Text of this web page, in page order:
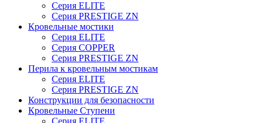
Серия ELITE
Серия PRESTIGE ZN
Кровельные мостики
Серия ELITE
Серия COPPER
Серия PRESTIGE ZN
Перила к кровельным мостикам
Серия ELITE
Серия PRESTIGE ZN
Конструкции для безопасности
Кровельные Ступени
Серия ELITE